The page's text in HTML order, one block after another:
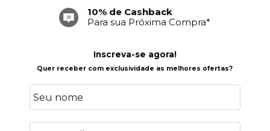
10% de Cashback
Para sua Próxima Compra*
Inscreva-se agora!
Quer receber com exclusividade as melhores ofertas?